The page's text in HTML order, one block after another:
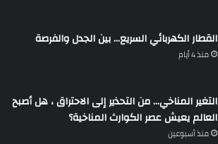
القطار الكهربائي السريع… بين الجدل والفرصة
منذ 4 أيام
التغير المناخي… من التحذير إلى الاحتراق ، هل أصبح
العالم يعيش عصر الكوارث المناخية؟
منذ أسبوعين